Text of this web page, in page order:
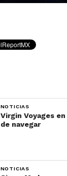
NOTICIAS
Virgin Voyages
de navegar
NOTICIAS